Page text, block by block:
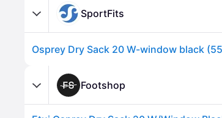
SportFits
Osprey Dry Sack 20 W-window black
Footshop